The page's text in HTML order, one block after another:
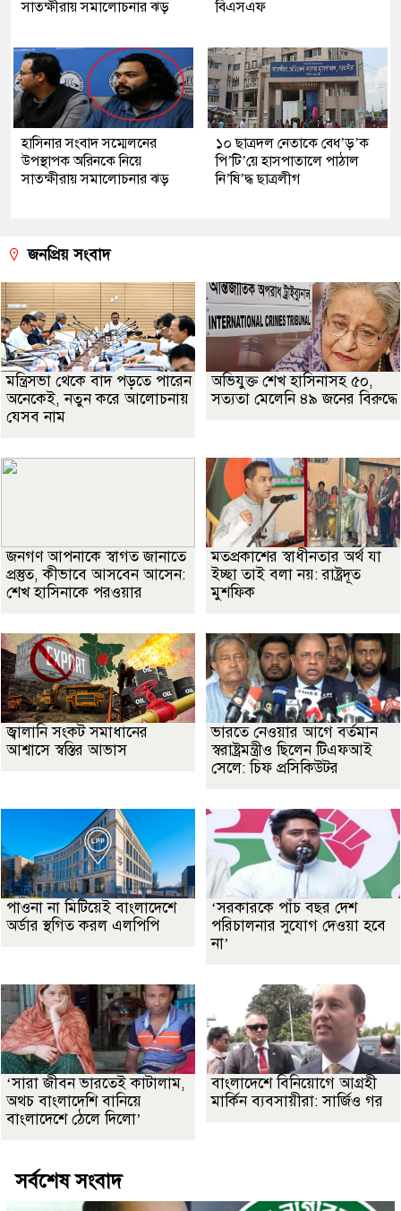
সাতক্ষীরায় সমালোচনার ঝড় বিএসএফ
হাসিনার সংবাদ সম্মেলনের
উপস্থাপক অরিনকে নিয়ে
সাতক্ষীরায় সমালোচনার ঝড়
১০ ছাত্রদল নেতাকে বেধ’ড়’ক
পি’টি’য়ে হাসপাতালে পাঠাল
নি’ষি’দ্ধ ছাত্রলীগ
জনপ্রিয় সংবাদ
মন্ত্রিসভা থেকে বাদ পড়তে পারেন
অনেকেই, নতুন করে আলোচনায়
যেসব নাম
অভিযুক্ত শেখ হাসিনাসহ ৫০,
সত্যতা মেলেনি ৪৯ জনের বিরুদ্ধে
জনগণ আপনাকে স্বাগত জানাতে
প্রস্তুত, কীভাবে আসবেন আসেন:
শেখ হাসিনাকে পরওয়ার
মতপ্রকাশের স্বাধীনতার অর্থ যা
ইচ্ছা তাই বলা নয়: রাষ্ট্রদূত
মুশফিক
জ্বালানি সংকট সমাধানের
আশ্বাসে স্বস্তির আভাস
ভারতে নেওয়ার আগে বর্তমান
স্বরাষ্ট্রমন্ত্রীও ছিলেন টিএফআই
সেলে: চিফ প্রসিকিউটর
পাওনা না মিটিয়েই বাংলাদেশে
অর্ডার স্থগিত করল এলপিপি
‘সরকারকে পাঁচ বছর দেশ
পরিচালনার সুযোগ দেওয়া হবে
না’
‘সারা জীবন ভারতেই কাটালাম,
অথচ বাংলাদেশি বানিয়ে
বাংলাদেশে ঠেলে দিলো’
বাংলাদেশে বিনিয়োগে আগ্রহী
মার্কিন ব্যবসায়ীরা: সার্জিও গর
সর্বশেষ সংবাদ